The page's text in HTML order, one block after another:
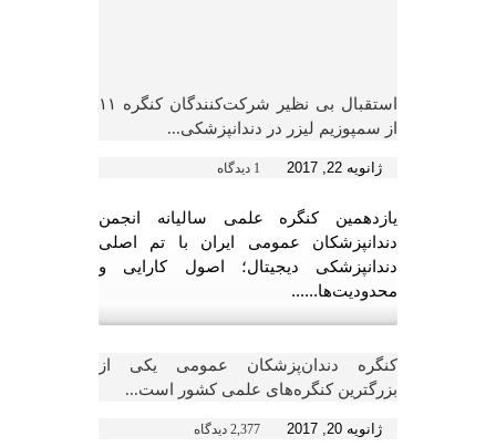
استقبال بی نظیر شرکت‌کنندگان کنگره ۱۱
از سمپوزیم لیزر در دندانپزشکی...
ژانویه 22, 2017 1 دیدگاه
یازدهمین کنگره علمی سالیانه انجمن
دندانپزشکان عمومی ایران با تم اصلی
دندانپزشکی دیجیتال؛ اصول کارایی و
محدودیت‌ها......
کنگره دندان‌پزشکان عمومی یکی از
بزرگترین کنگره‌های علمی کشور است...
ژانویه 20, 2017 2,377 دیدگاه